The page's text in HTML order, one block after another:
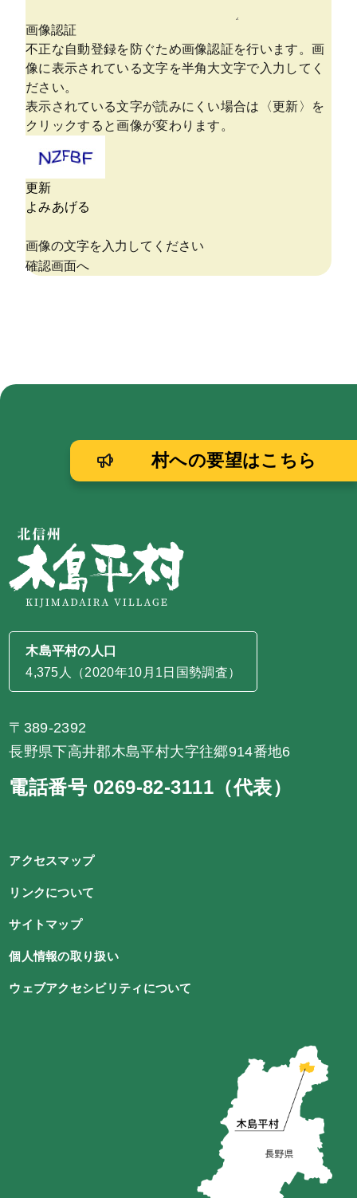
木島平村の人口
4,375人（2020年10月1日国勢調査）
〒389-2392
長野県下高井郡木島平村大字往郷914番地6
電話番号 0269-82-3111（代表）
村への要望はこちら
アクセスマップ
リンクについて
サイトマップ
個人情報の取り扱い
ウェブアクセシビリティについて